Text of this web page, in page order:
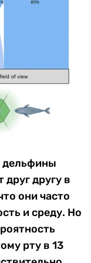
дельфины
другу в
они часто
и среду. Но
рту в 13